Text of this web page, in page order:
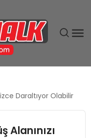
Daraltıyor Olabilir
Alanınızı